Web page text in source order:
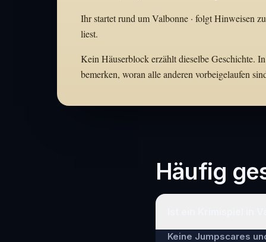
Ihr startet rund um Valbonne · folgt Hinweisen
liest.
Kein Häuserblock erzählt dieselbe Geschichte.
bemerken, woran alle anderen vorbeigelaufen
Häufig
Keine Jumpscares